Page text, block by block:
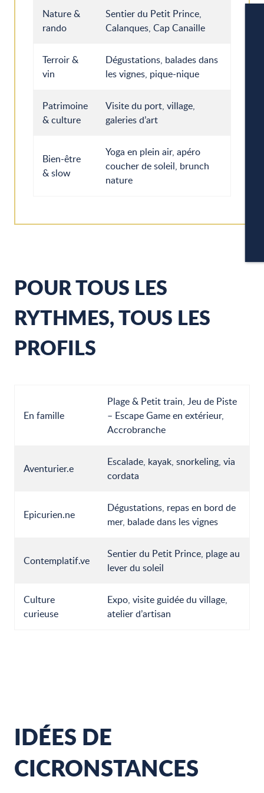
Nature &
rando
Sentier du Petit Prince,
Calanques, Cap Canaille
Terroir &
vin
Dégustations, balades dans
les vignes, pique-nique
Patrimoine
& culture
Visite du port, village,
galeries d’art
Bien-être
& slow
Yoga en plein air, apéro
coucher de soleil, brunch
nature
POUR TOUS LES
RYTHMES, TOUS LES
PROFILS
En famille
Plage & Petit train, Jeu de Piste
– Escape Game en extérieur,
Accrobranche
Aventurier.e
Escalade, kayak, snorkeling, via
cordata
Epicurien.ne
Dégustations, repas en bord de
mer, balade dans les vignes
Contemplatif.ve
Sentier du Petit Prince, plage au
lever du soleil
Culture
curieuse
Expo, visite guidée du village,
atelier d’artisan
IDÉES DE
CICRONSTANCES